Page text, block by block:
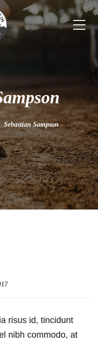
Sebastian Sampson
risus id, tincidunt
nibh commodo, at